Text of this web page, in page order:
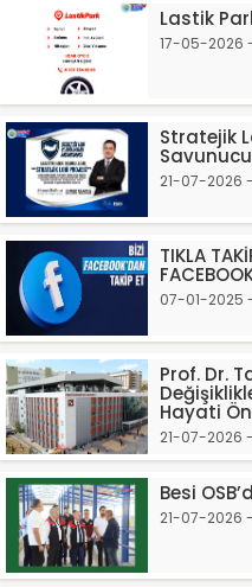
Lastik
17-05-2026
Stratejik
21-07-2026 -
TIKLA
07-01-2025
Prof. Dr.
Hayati
21-07-2026 -
Besi
21-07-2026 -